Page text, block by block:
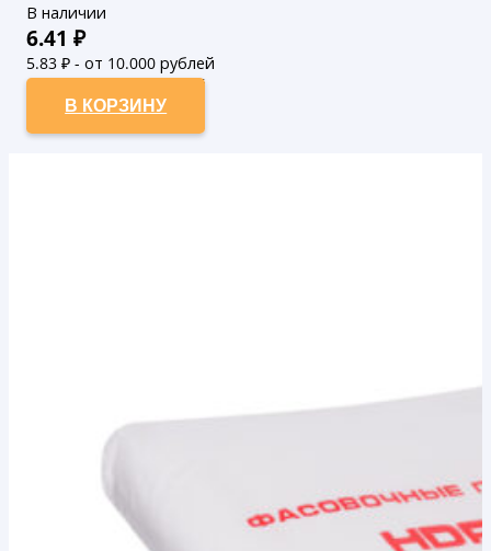
В наличии
6.41 ₽
5.83 ₽ - от 10.000 рублей
5.3₽ - от 50.000 рублей
В КОРЗИНУ